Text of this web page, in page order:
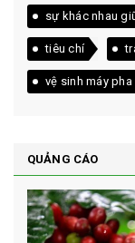
sự khác nhau
tiêu chí
vệ sinh máy pha
QUẢNG CÁO